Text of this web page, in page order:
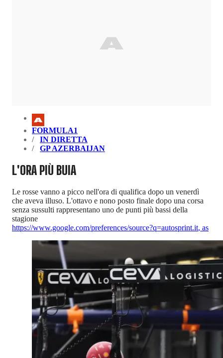
FORMULA1
IN DIRETTA
GP AZERBAIJAN
L'ORA PIÙ BUIA
Le rosse vanno a picco nell'ora di qualifica dopo un venerdì
che aveva illuso. L'ottavo e nono posto finale dopo una corsa
senza sussulti rappresentano uno de punti più bassi della
stagione
https://www.google.com/preferences/source?q=autosprint.it, as